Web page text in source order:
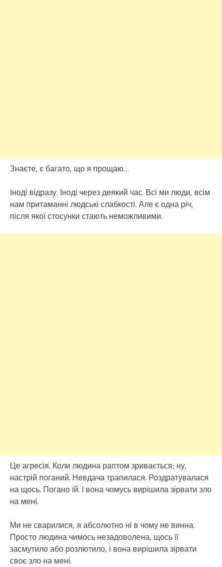
Знаєте, є багато, що я прощаю…
Іноді відразу. Іноді через деякий час. Всі ми люди, всім
нам притаманні людські слабкості. Але є одна річ,
після якої стосунки стають неможливими.
Це агресія. Коли людина раптом зривається; ну,
настрій поганий. Невдача трапилася. Роздратувалася
на щось. Погано їй. І вона чомусь вирішила зірвати зло
на мені.
Ми не сварилися, я абсолютно ні в чому не винна.
Просто людина чимось незадоволена, щось її
засмутило або розлютило, і вона вирішила зірвати
своє зло на мені.